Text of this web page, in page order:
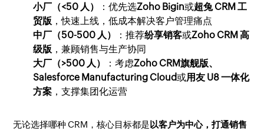
小厂（<50 人） ：优先选Zoho Bigin或超兔 CRM 工
贸版 ，快速上线，低成本解决客户管理痛点
中厂（50-500 人）
：推荐纷享销客或Zoho CRM 高
级版 ，兼顾销售与生产协同
大厂（>500 人）
：考虑Zoho CRM旗舰版、
Salesforce Manufacturing Cloud或用友 U8 一体化
方案 ，支撑集团化运营
无论选择哪种 CRM，核心目标都是 以客户为中心，打通销售